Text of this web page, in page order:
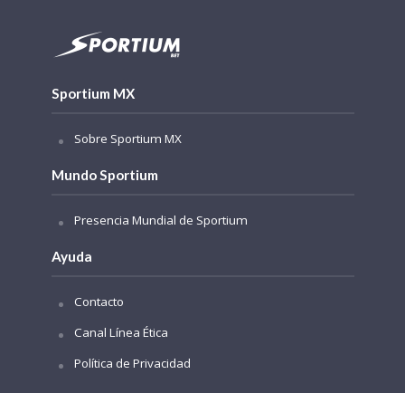
Sportium MX
Sobre Sportium MX
Mundo Sportium
Presencia Mundial de Sportium
Ayuda
Contacto
Canal Línea Ética
Política de Privacidad